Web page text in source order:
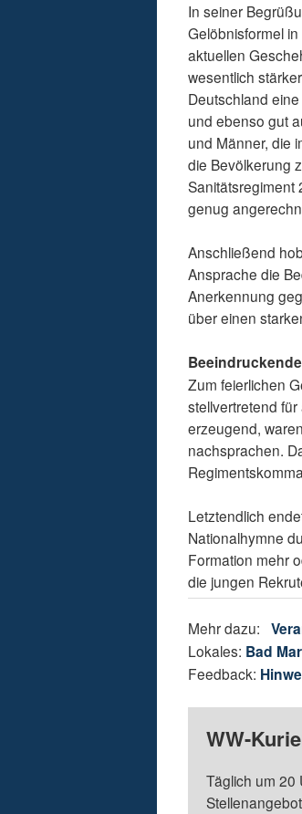
In seiner
Gelöbnisformel
aktuellen
wesentlich
Deutschland
und ebenso gut
und Männer, die
die Bevölkerung
Sanitätsregiment
genug
Anschließend
Ansprache die
Anerkennung
über einen
Zum feierlichen
stellvertretend
erzeugend,
nachsprachen.
Letztendlich
Nationalhymne
Formation mehr
die jungen
Mehr dazu:
Lokales: Bad
Feedback:
WW-
Täglich um 20